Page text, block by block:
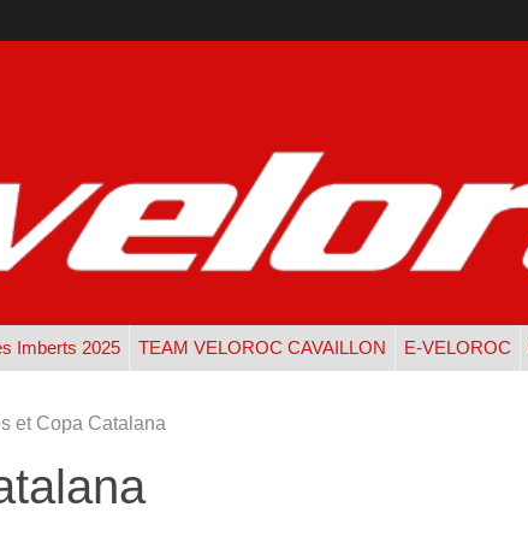
Imberts 2025 TEAM VELOROC CAVAILLON E-VELOROC
et Copa Catalana